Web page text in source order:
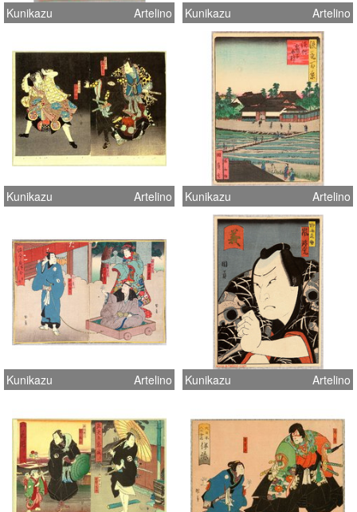
Kunikazu Artelino Kunikazu Artelino
Kunikazu Artelino Kunikazu Artelino
Kunikazu Artelino Kunikazu Artelino